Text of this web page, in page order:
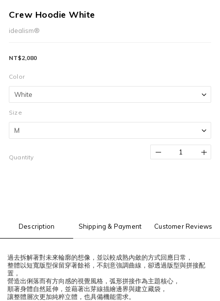
Crew Hoodie White
idealism®
NT$2,080
Color
Size
Quantity
Description Shipping & Payment Customer Reviews
過去拆解著對未來輪廓的想像，並以較成熟內斂的方式回應日常，
整體以短寬版型保留穿著餘裕，不刻意強調曲線，卻透過版型與拼接配
置，
營造出俐落而有方向感的視覺風格，弧形拼接作為主題核心，
順著身體自然延伸，並藉著出芽線描繪邊界與建立藏袋，
讓整體層次更加純粹立體，也具備機能需求。